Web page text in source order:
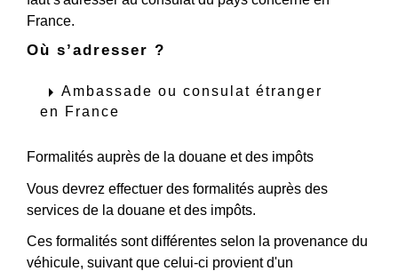
France.
Où s’adresser ?
arrow_right Ambassade ou consulat étranger
en France
Formalités auprès de la douane et des impôts
Vous devrez effectuer des formalités auprès des
services de la douane et des impôts.
Ces formalités sont différentes selon la provenance du
véhicule, suivant que celui-ci provient d'un